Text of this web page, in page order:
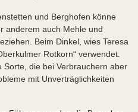
und Berghofen könne
anderem auch Mehle und
Beim Dinkel, wies Teresa
Rotkorn“ verwendet.
Sorte, die bei Verbrauchern aber
mit Unverträglichkeiten